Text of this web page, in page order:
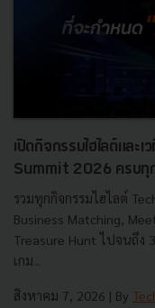
เปิดกิจกรรมไฮไลต์และ
Summit 2026 ครบทุ
รวมทุกกิจกรรมไฮไลต์
Business Matching,
Treasure Hunt ไปจนถึง
เกม...
สิงหาคม 7, 2026 | By